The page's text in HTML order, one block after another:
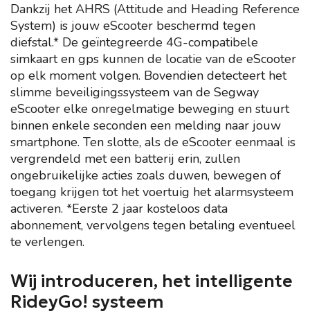
Dankzij het AHRS (Attitude and Heading Reference
System) is jouw eScooter beschermd tegen
diefstal.* De geïntegreerde 4G-compatibele
simkaart en gps kunnen de locatie van de eScooter
op elk moment volgen. Bovendien detecteert het
slimme beveiligingssysteem van de Segway
eScooter elke onregelmatige beweging en stuurt
binnen enkele seconden een melding naar jouw
smartphone. Ten slotte, als de eScooter eenmaal is
vergrendeld met een batterij erin, zullen
ongebruikelijke acties zoals duwen, bewegen of
toegang krijgen tot het voertuig het alarmsysteem
activeren. *Eerste 2 jaar kosteloos data
abonnement, vervolgens tegen betaling eventueel
te verlengen.
Wij introduceren, het intelligente
RideyGo! systeem